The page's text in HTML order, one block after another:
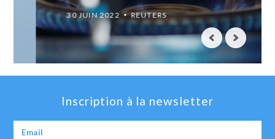
30 JUIN 2022 REUTERS
Inscription à la newsletter